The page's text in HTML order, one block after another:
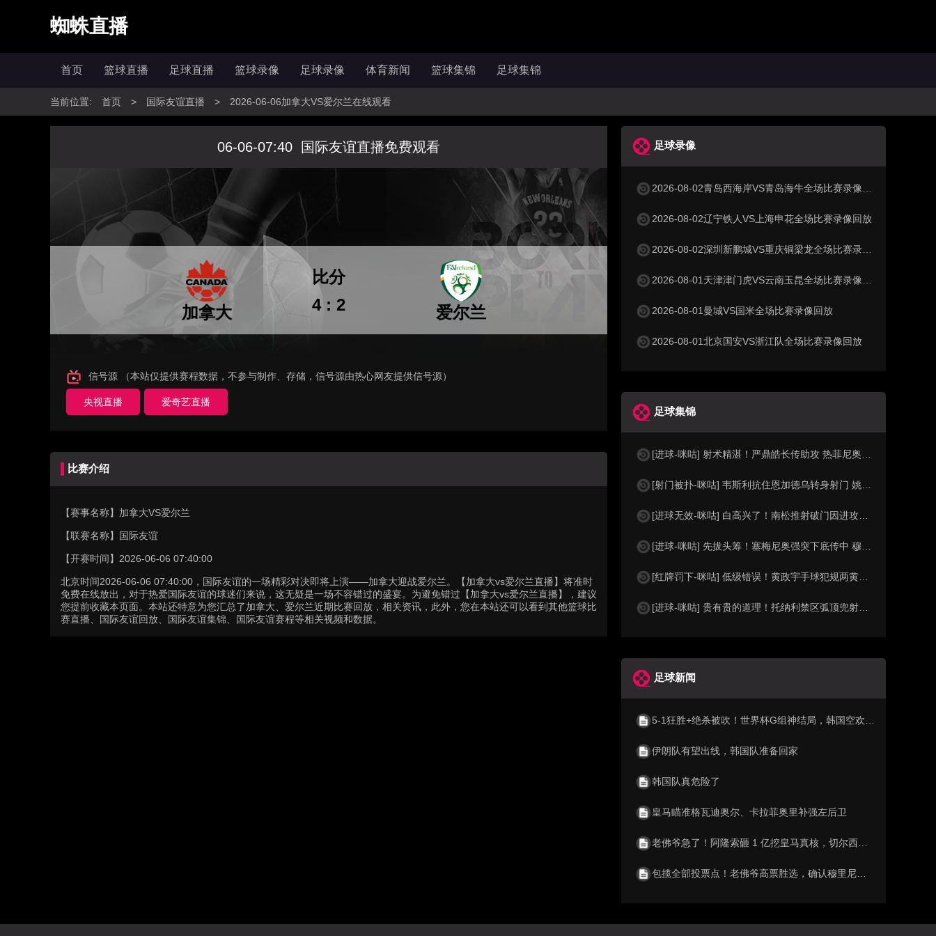
蜘蛛直播
首页 篮球直播 足球直播 篮球录像 足球录像 体育新闻 篮球集锦 足球集锦
当前位置: 首页 > 国际友谊直播 > 2026-06-06加拿大VS爱尔兰在线观看
06-06-07:40 国际友谊直播免费观看
加拿大 4 : 2
比分
爱尔兰
信号源 （本站仅提供赛程数据，不参与制作、存储，信号源由热心网友提供信号源）
央视直播 爱奇艺直播
比赛介绍
【赛事名称】 加拿大VS爱尔兰
【联赛名称】 国际友谊
【开赛时间】 2026-06-06 07:40:00
北京时间2026-06-06 07:40:00，国际友谊的一场精彩对决即将上演——加拿大迎战爱尔兰。【加拿大vs爱尔兰直播】将准时
免费在线放出，对于热爱国际友谊的球迷们来说，这无疑是一场不容错过的盛宴。为避免错过【加拿大vs爱尔兰直播】，建议
您提前收藏本页面。本站还特意为您汇总了加拿大、爱尔兰近期比赛回放，相关资讯，此外，您在本站还可以看到其他篮球比
赛直播、国际友谊回放、国际友谊集锦、国际友谊赛程等相关视频和数据。
足球录像
2026-08-02青岛西海岸VS青岛海牛全场比赛录像回放
2026-08-02辽宁铁人VS上海申花全场比赛录像回放
2026-08-02深圳新鹏城VS重庆铜梁龙全场比赛录像回放
2026-08-01天津津门虎VS云南玉昆全场比赛录像回放
2026-08-01曼城VS国米全场比赛录像回放
2026-08-01北京国安VS浙江队全场比赛录像回放
足球集锦
[进球-咪咕] 射术精湛！严鼎皓长传助攻 热菲尼奥低射死角破门
[射门被扑-咪咕] 韦斯利抗住恩加德乌转身射门 姚浩洋及时化险
[进球无效-咪咕] 白高兴了！南松推射破门因进攻犯规在先被吹
[进球-咪咕] 先拔头筹！塞梅尼奥强突下底传中 穆巴马推空门得手
[红牌罚下-咪咕] 低级错误！黄政宇手球犯规两黄变一红被罚下
[进球-咪咕] 贵有贵的道理！托纳利禁区弧顶兜射经折射弹入球网
足球新闻
5-1狂胜+绝杀被吹！世界杯G组神结局，韩国空欢喜 比利时逆袭成第1
伊朗队有望出线，韩国队准备回家
韩国队真危险了
皇马瞄准格瓦迪奥尔、卡拉菲奥里补强左后卫
老佛爷急了！阿隆索砸 1 亿挖皇马真核，切尔西截胡利物浦阿森纳
包揽全部投票点！老佛爷高票胜选，确认穆里尼奥重返伯纳乌执教